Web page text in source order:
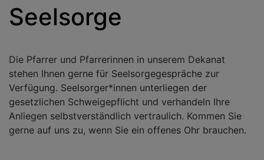
Seelsorge
Die Pfarrer und Pfarrerinnen in unserem Dekanat
stehen Ihnen gerne für Seelsorgegespräche zur
Verfügung. Seelsorger*innen unterliegen der
gesetzlichen Schweigepflicht und verhandeln Ihre
Anliegen selbstverständlich vertraulich. Kommen Sie
gerne auf uns zu, wenn Sie ein offenes Ohr brauchen.